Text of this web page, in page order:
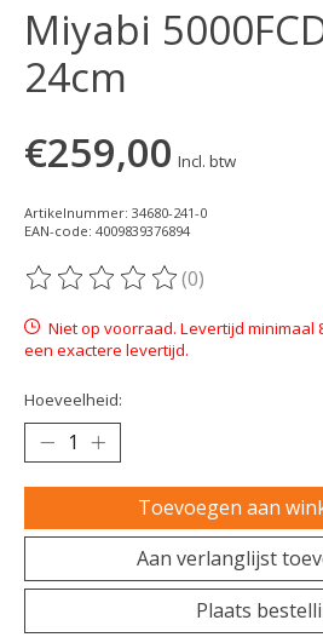
Miyabi
24cm
€259,00 Incl. btw
Artikelnummer: 34680-241-0
EAN-code: 4009839376894
De beoordeling van dit product is
(0)
Niet op voorraad. Levertijd
een exactere levertijd.
Hoeveelheid:
Toevoegen aan
Aan verlanglijst
Plaats